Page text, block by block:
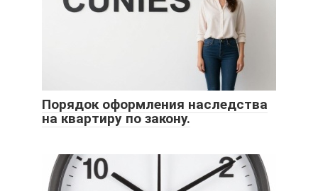
Порядок оформления наследства
на квартиру по закону.